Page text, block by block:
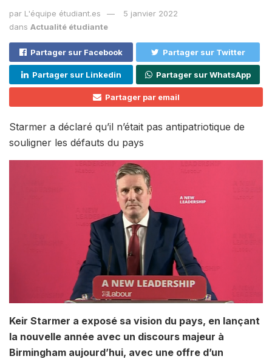
par L'équipe étudiant.es
5 janvier 2022
dans Actualité étudiante
Partager sur Facebook Partager sur Twitter
Partager sur Linkedin Partager sur WhatsApp
Partager par email
Starmer a déclaré qu’il n’était pas antipatriotique de
souligner les défauts du pays
Keir Starmer a exposé sa vision du pays, en lançant
la nouvelle année avec un discours majeur à
Birmingham aujourd’hui, avec une offre d’un